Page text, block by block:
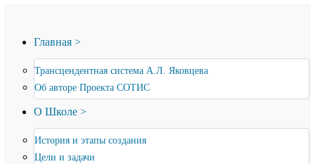
Главная >
Трансцендентная система А.Л. Яковцева
Об авторе Проекта СОТИС
О Школе >
История и этапы создания
Цели и задачи